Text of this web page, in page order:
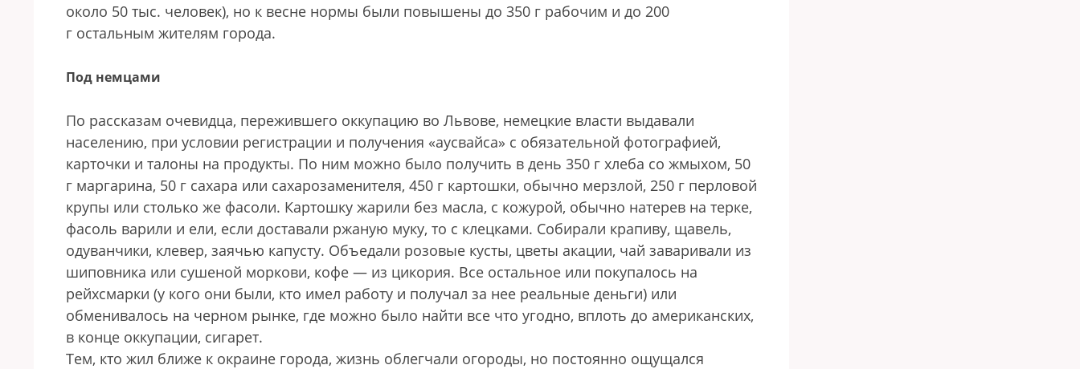
около 50 тыс. человек), но к весне нормы были повышены до 350 г рабочим и до 200
г остальным жителям города.
Под немцами
По рассказам очевидца, пережившего оккупацию во Львове, немецкие власти выдавали
населению, при условии регистрации и получения «аусвайса» с обязательной фотографией,
карточки и талоны на продукты. По ним можно было получить в день 350 г хлеба со жмыхом, 50
г маргарина, 50 г сахара или сахарозаменителя, 450 г картошки, обычно мерзлой, 250 г перловой
крупы или столько же фасоли. Картошку жарили без масла, с кожурой, обычно натерев на терке,
фасоль варили и ели, если доставали ржаную муку, то с клецками. Собирали крапиву, щавель,
одуванчики, клевер, заячью капусту. Объедали розовые кусты, цветы акации, чай заваривали из
шиповника или сушеной моркови, кофе — из цикория. Все остальное или покупалось на
рейхсмарки (у кого они были, кто имел работу и получал за нее реальные деньги) или
обменивалось на черном рынке, где можно было найти все что угодно, вплоть до американских,
в конце оккупации, сигарет.
Тем, кто жил ближе к окраине города, жизнь облегчали огороды, но постоянно ощущался